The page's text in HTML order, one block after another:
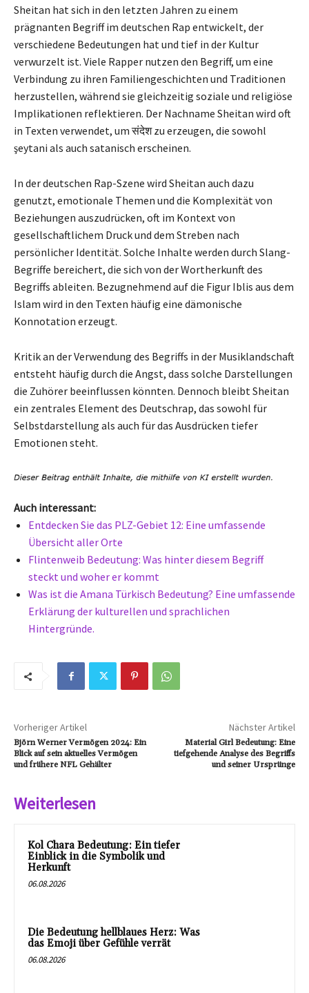
Sheitan hat sich in den letzten Jahren zu einem
prägnanten Begriff im deutschen Rap entwickelt, der
verschiedene Bedeutungen hat und tief in der Kultur
verwurzelt ist. Viele Rapper nutzen den Begriff, um eine
Verbindung zu ihren Familiengeschichten und Traditionen
herzustellen, während sie gleichzeitig soziale und religiöse
Implikationen reflektieren. Der Nachname Sheitan wird oft
in Texten verwendet, um संदेश zu erzeugen, die sowohl
şeytani als auch satanisch erscheinen.
In der deutschen Rap-Szene wird Sheitan auch dazu
genutzt, emotionale Themen und die Komplexität von
Beziehungen auszudrücken, oft im Kontext von
gesellschaftlichem Druck und dem Streben nach
persönlicher Identität. Solche Inhalte werden durch Slang-
Begriffe bereichert, die sich von der Wortherkunft des
Begriffs ableiten. Bezugnehmend auf die Figur Iblis aus dem
Islam wird in den Texten häufig eine dämonische
Konnotation erzeugt.
Kritik an der Verwendung des Begriffs in der Musiklandschaft
entsteht häufig durch die Angst, dass solche Darstellungen
die Zuhörer beeinflussen könnten. Dennoch bleibt Sheitan
ein zentrales Element des Deutschrap, das sowohl für
Selbstdarstellung als auch für das Ausdrücken tiefer
Emotionen steht.
Auch interessant:
Entdecken Sie das PLZ-Gebiet 12: Eine umfassende
Übersicht aller Orte
Flintenweib Bedeutung: Was hinter diesem Begriff
steckt und woher er kommt
Was ist die Amana Türkisch Bedeutung? Eine umfassende
Erklärung der kulturellen und sprachlichen
Hintergründe.
Vorheriger Artikel
Björn Werner Vermögen 2024: Ein
Blick auf sein aktuelles Vermögen
und frühere NFL Gehälter
Nächster Artikel
Material Girl Bedeutung: Eine
tiefgehende Analyse des Begriffs
und seiner Ursprünge
Weiterlesen
Kol Chara Bedeutung: Ein tiefer
Einblick in die Symbolik und
Herkunft
06.08.2026
Die Bedeutung hellblaues Herz: Was
das Emoji über Gefühle verrät
06.08.2026